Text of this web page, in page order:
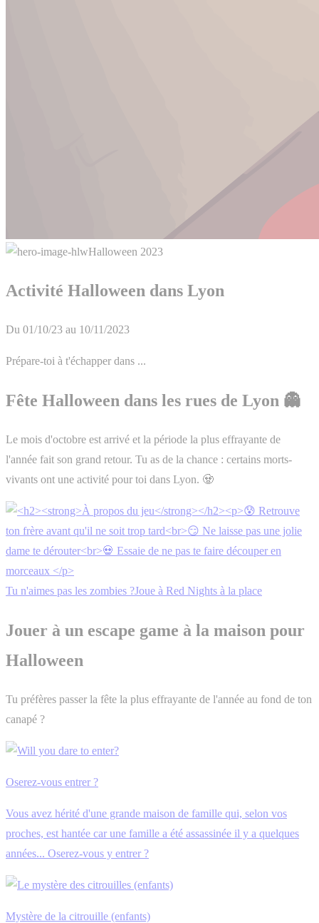
Halloween 2023
Activité Halloween dans Lyon
Du 01/10/23 au 10/11/2023
Prépare-toi à t'échapper dans ...
Fête Halloween dans les rues de Lyon 👻
Le mois d'octobre est arrivé et la période la plus effrayante de
l'année fait son grand retour. Tu as de la chance : certains morts-
vivants ont une activité pour toi dans Lyon. 🧟‍
Tu n'aimes pas les zombies ?Joue à Red Nights à la place
Jouer à un escape game à la maison pour
Halloween
Tu préfères passer la fête la plus effrayante de l'année au fond de ton
canapé ?
Oserez-vous entrer ?
Vous avez hérité d'une grande maison de famille qui, selon vos
proches, est hantée car une famille a été assassinée il y a quelques
années... Oserez-vous y entrer ?
Mystère de la citrouille (enfants)